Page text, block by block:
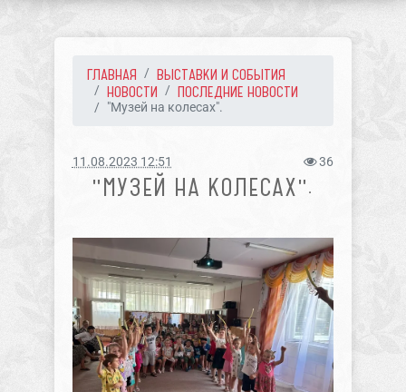
ГЛАВНАЯ
ВЫСТАВКИ И СОБЫТИЯ
НОВОСТИ
ПОСЛЕДНИЕ НОВОСТИ
"Музей на колесах".
11.08.2023 12:51 36
"МУЗЕЙ НА КОЛЕСАХ".